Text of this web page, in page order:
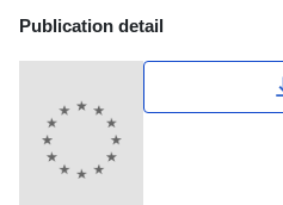
Publication Detail
Publication detail